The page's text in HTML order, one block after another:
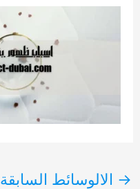
→ الالوسائط السابقة